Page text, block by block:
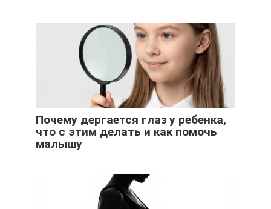
Почему дергается глаз у ребенка,
что с этим делать и как помочь
малышу